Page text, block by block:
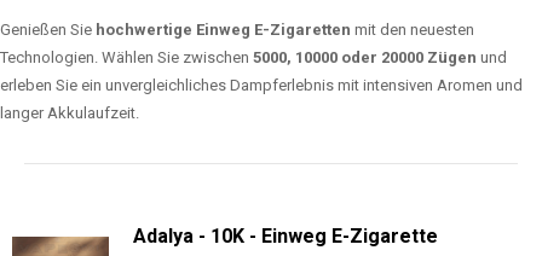
Genießen Sie hochwertige Einweg E-Zigaretten mit den neuesten
Technologien. Wählen Sie zwischen 5000, 10000 oder 20000 Zügen und
erleben Sie ein unvergleichliches Dampferlebnis mit intensiven Aromen und
langer Akkulaufzeit.
Adalya - 10K - Einweg E-Zigarette